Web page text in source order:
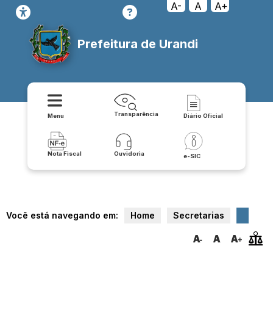
A- A A+
Prefeitura de Urandi
Menu Transparência Diário Oficial
Nota Fiscal Ouvidoria e-SIC
Você está navegando em: Home Secretarias